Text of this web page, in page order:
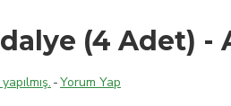
(4 Adet) -
-Yorum Yap